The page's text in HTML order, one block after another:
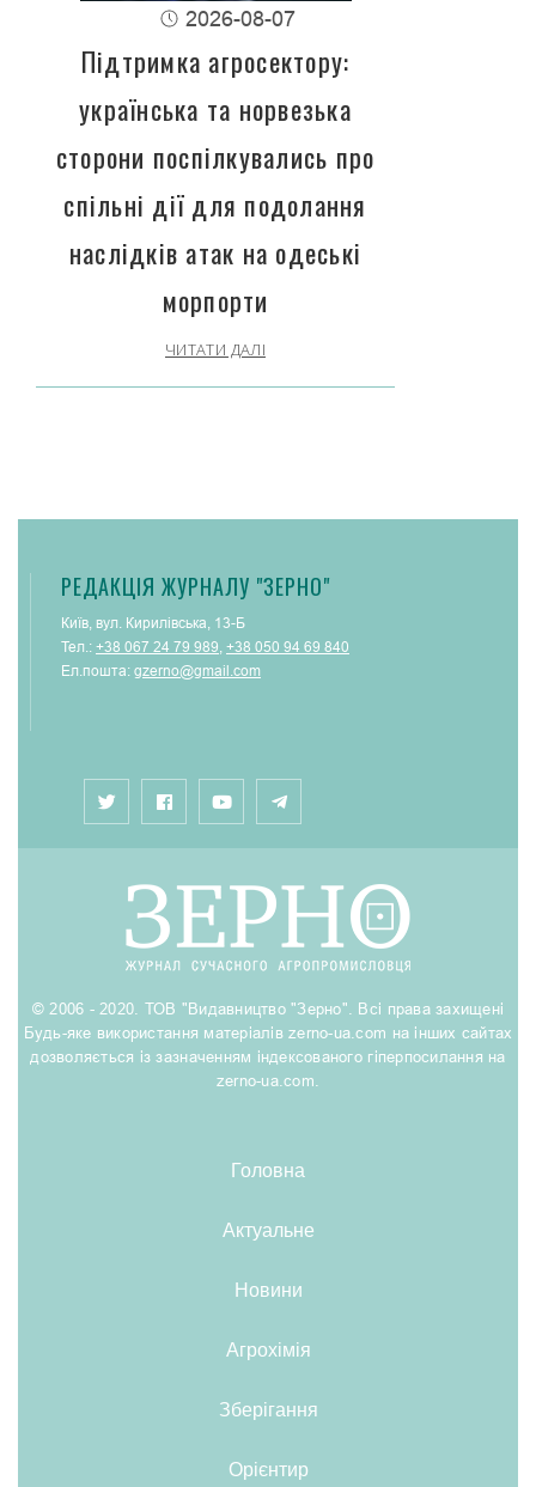
2026-08-07
Підтримка агросектору:
українська та норвезька
сторони поспілкувались про
спільні дії для подолання
наслідків атак на одеські
морпорти
ЧИТАТИ ДАЛІ
РЕДАКЦІЯ ЖУРНАЛУ "ЗЕРНО"
Київ, вул. Кирилівська, 13-Б
Тел.: +38 067 24 79 989 +38 050 94 69 840
Ел.пошта: gzerno@gmail.com
© 2006 - 2020. ТОВ "Видавництво "Зерно". Всі права захищені
Будь-яке використання матеріалів zerno-ua.com на інших сайтах
дозволяється із зазначенням індексованого гіперпосилання на
zerno-ua.com.
Головна
Актуальне
Новини
Агрохімія
Зберігання
Орієнтир